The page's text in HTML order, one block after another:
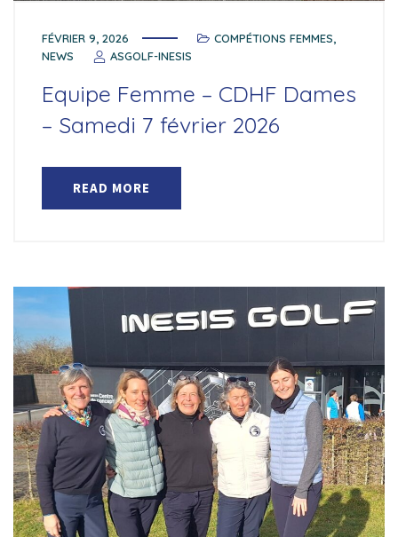
FÉVRIER 9, 2026 COMPÉTIONS FEMMES,
NEWS
ASGOLF-INESIS
Equipe Femme – CDHF Dames
– Samedi 7 février 2026
READ MORE